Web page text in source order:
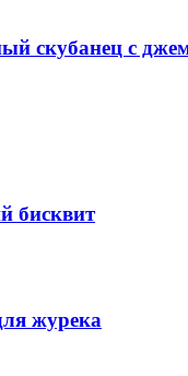
скубанец с
бисквит
журека